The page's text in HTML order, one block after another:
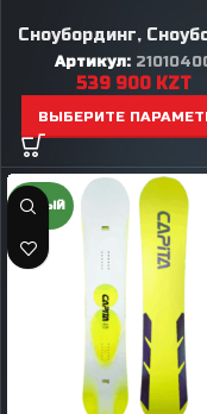
Сноубординг,
Артикул:
539 900 KZT
ВЫБЕРИТЕ
НОВЫЙ